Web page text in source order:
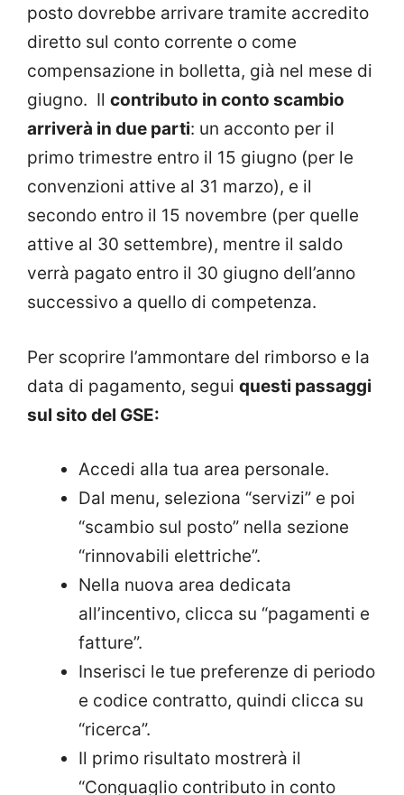
posto dovrebbe arrivare tramite accredito
diretto sul conto corrente o come
compensazione in bolletta, già nel mese di
giugno. Il contributo in conto scambio
arriverà in due parti: un acconto per il
primo trimestre entro il 15 giugno (per le
convenzioni attive al 31 marzo), e il
secondo entro il 15 novembre (per quelle
attive al 30 settembre), mentre il saldo
verrà pagato entro il 30 giugno dell’anno
successivo a quello di competenza.
Per scoprire l’ammontare del rimborso e la
data di pagamento, segui questi passaggi
sul sito del GSE:
Accedi alla tua area personale.
Dal menu, seleziona “servizi” e poi
“scambio sul posto” nella sezione
“rinnovabili elettriche”.
Nella nuova area dedicata
all’incentivo, clicca su “pagamenti e
fatture”.
Inserisci le tue preferenze di periodo
e codice contratto, quindi clicca su
“ricerca”.
Il primo risultato mostrerà il
“Conguaglio contributo in conto